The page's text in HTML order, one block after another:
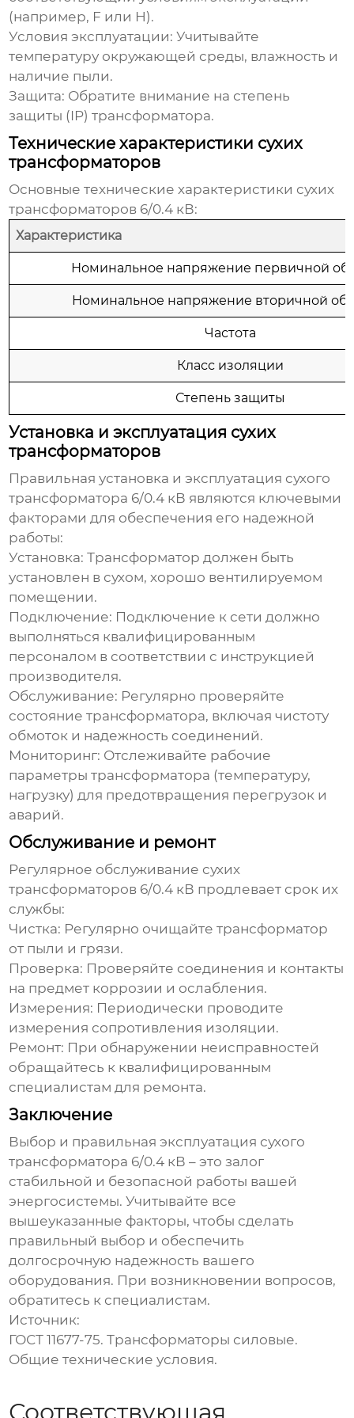
(например, F или H).
Условия эксплуатации: Учитывайте
температуру окружающей среды, влажность и
наличие пыли.
Защита: Обратите внимание на степень
защиты (IP) трансформатора.
Технические характеристики сухих
трансформаторов
Основные технические характеристики сухих
трансформаторов 6/0.4 кВ:
Характеристика
Номинальное напряжение первичной
Номинальное напряжение вторичной
Частота
Класс изоляции
Степень защиты
Установка и эксплуатация сухих
трансформаторов
Правильная установка и эксплуатация сухого
трансформатора 6/0.4 кВ являются ключевыми
факторами для обеспечения его надежной
работы:
Установка: Трансформатор должен быть
установлен в сухом, хорошо вентилируемом
помещении.
Подключение: Подключение к сети должно
выполняться квалифицированным
персоналом в соответствии с инструкцией
производителя.
Обслуживание: Регулярно проверяйте
состояние трансформатора, включая чистоту
обмоток и надежность соединений.
Мониторинг: Отслеживайте рабочие
параметры трансформатора (температуру,
нагрузку) для предотвращения перегрузок и
аварий.
Обслуживание и ремонт
Регулярное обслуживание сухих
трансформаторов 6/0.4 кВ продлевает срок их
службы:
Чистка: Регулярно очищайте трансформатор
от пыли и грязи.
Проверка: Проверяйте соединения и контакты
на предмет коррозии и ослабления.
Измерения: Периодически проводите
измерения сопротивления изоляции.
Ремонт: При обнаружении неисправностей
обращайтесь к квалифицированным
специалистам для ремонта.
Заключение
Выбор и правильная эксплуатация сухого
трансформатора 6/0.4 кВ – это залог
стабильной и безопасной работы вашей
энергосистемы. Учитывайте все
вышеуказанные факторы, чтобы сделать
правильный выбор и обеспечить
долгосрочную надежность вашего
оборудования. При возникновении вопросов,
обратитесь к специалистам.
Источник:
ГОСТ 11677-75. Трансформаторы силовые.
Общие технические условия.
Соответствующая